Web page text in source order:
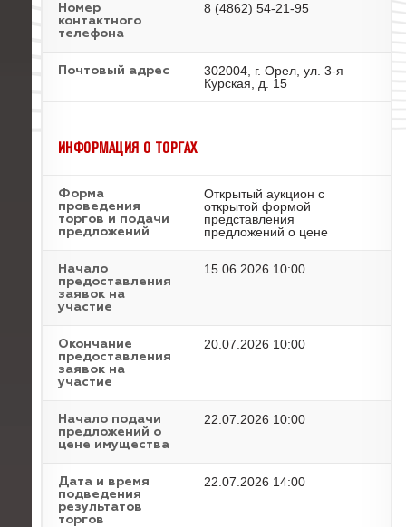
Номер
контактного
телефона
8 (4862) 54-21-95
Почтовый адрес
302004, г. Орел, ул. 3-я
Курская, д. 15
ИНФОРМАЦИЯ О ТОРГАХ
Форма
проведения
торгов и подачи
предложений
Открытый аукцион с
открытой формой
представления
предложений о цене
Начало
предоставления
заявок на
участие
15.06.2026 10:00
Окончание
предоставления
заявок на
участие
20.07.2026 10:00
Начало подачи
предложений о
цене имущества
22.07.2026 10:00
Дата и время
подведения
результатов
торгов
22.07.2026 14:00